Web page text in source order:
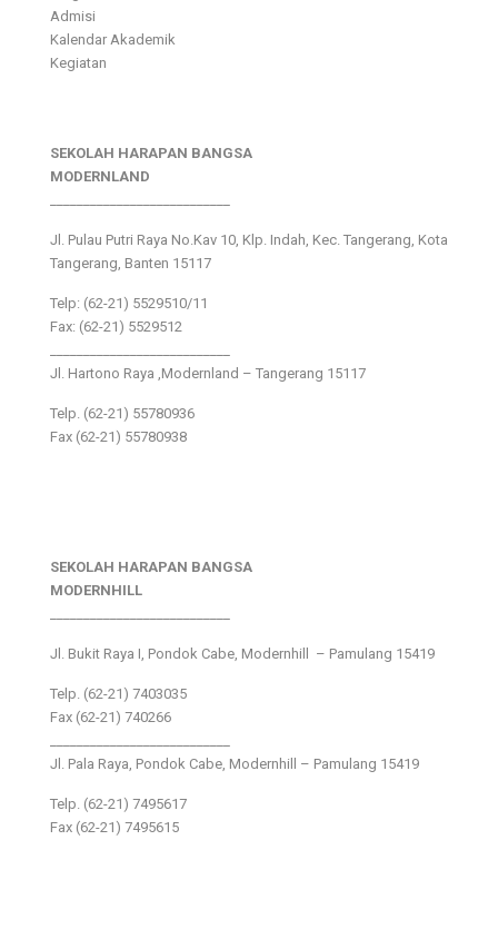
Admisi
Kalendar Akademik
Kegiatan
SEKOLAH HARAPAN BANGSA
MODERNLAND
Jl. Pulau Putri Raya No.Kav 10, Klp. Indah, Kec. Tangerang, Kota
Tangerang, Banten 15117
Telp: (62-21) 5529510/11
Fax: (62-21) 5529512
Jl. Hartono Raya ,Modernland – Tangerang 15117
Telp. (62-21) 55780936
Fax (62-21) 55780938
SEKOLAH HARAPAN BANGSA
MODERNHILL
Jl. Bukit Raya I, Pondok Cabe, Modernhill – Pamulang 15419
Telp. (62-21) 7403035
Fax (62-21) 740266
Jl. Pala Raya, Pondok Cabe, Modernhill – Pamulang 15419
Telp. (62-21) 7495617
Fax (62-21) 7495615